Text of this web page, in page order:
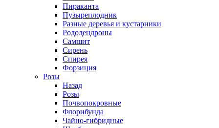
Пираканта
Пузыреплодник
Разные деревья и кустарники
Рододендроны
Самшит
Сирень
Спирея
Форзиция
Розы
Назад
Розы
Почвопокровные
Флорибунда
Чайно-гибридные